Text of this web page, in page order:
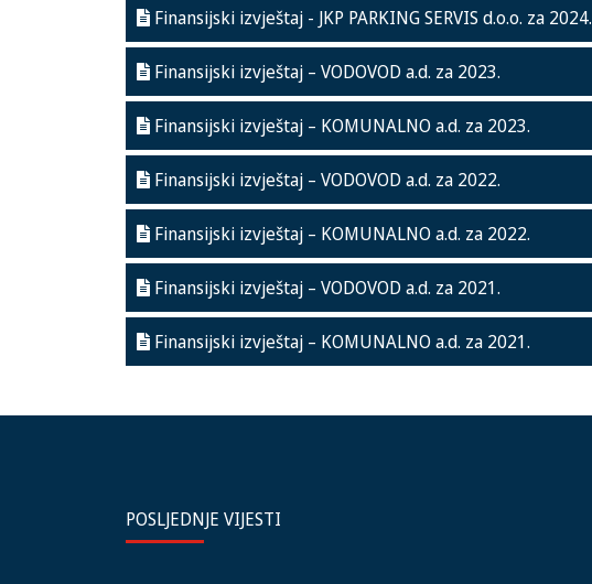
Finansijski izvještaj - JKP PARKING SERVIS d.o.o. za 2024.
Finansijski izvještaj – VODOVOD a.d. za 2023.
Finansijski izvještaj – KOMUNALNO a.d. za 2023.
Finansijski izvještaj – VODOVOD a.d. za 2022.
Finansijski izvještaj – KOMUNALNO a.d. za 2022.
Finansijski izvještaj – VODOVOD a.d. za 2021.
Finansijski izvještaj – KOMUNALNO a.d. za 2021.
POSLJEDNJE VIJESTI